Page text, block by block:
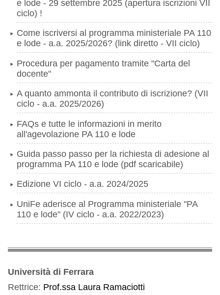
e lode - 29 settembre 2025 (apertura iscrizioni VII
ciclo) !
Come iscriversi al programma ministeriale PA 110
e lode - a.a. 2025/2026? (link diretto - VII ciclo)
Procedura per pagamento tramite "Carta del
docente"
A quanto ammonta il contributo di iscrizione? (VII
ciclo - a.a. 2025/2026)
FAQs e tutte le informazioni in merito
all'agevolazione PA 110 e lode
Guida passo passo per la richiesta di adesione al
programma PA 110 e lode (pdf scaricabile)
Edizione VI ciclo - a.a. 2024/2025
UniFe aderisce al Programma ministeriale "PA
110 e lode" (IV ciclo - a.a. 2022/2023)
Università di Ferrara
Rettrice: Prof.ssa Laura Ramaciotti